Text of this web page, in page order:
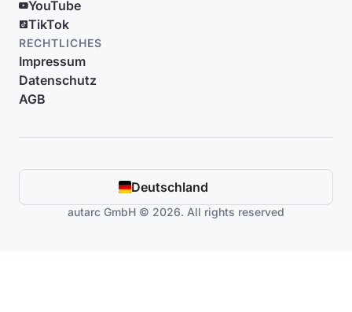
YouTube
TikTok
RECHTLICHES
Impressum
Datenschutz
AGB
Deutschland
autarc GmbH © 2026. All rights reserved